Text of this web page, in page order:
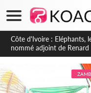
Cameroun : 5
dément les rumeurs